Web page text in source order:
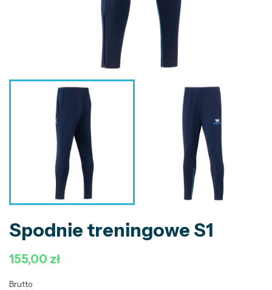
Spodnie treningowe S1
155,00 zł
Brutto